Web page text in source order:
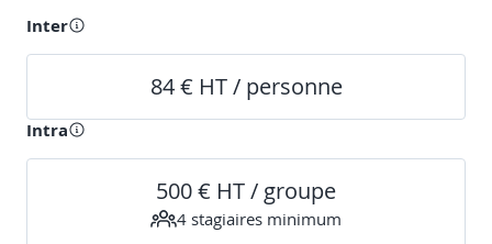
Inter
84 € HT / personne
Intra
500 € HT / groupe
4 stagiaires minimum